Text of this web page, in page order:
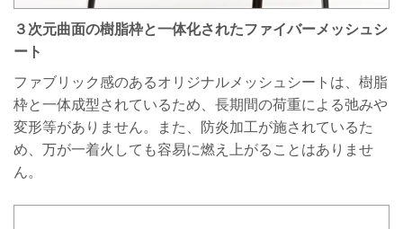
３次元曲面の樹脂枠と一体化されたファイバーメッシュシ
ート
ファブリック感のあるオリジナルメッシュシートは、樹脂
枠と一体成型されているため、長期間の荷重による弛みや
変形等がありません。また、防炎加工が施されているた
め、万が一着火しても容易に燃え上がることはありませ
ん。